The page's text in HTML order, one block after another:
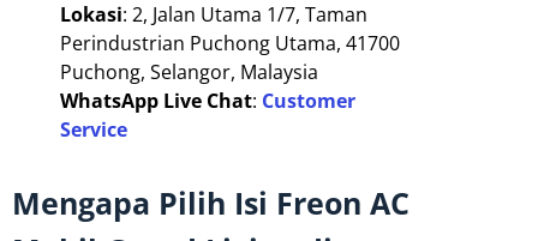
Lokasi: 2, Jalan Utama 1/7, Taman
Perindustrian Puchong Utama, 41700
Puchong, Selangor, Malaysia
WhatsApp Live Chat: Customer
Service
Mengapa Pilih Isi Freon AC